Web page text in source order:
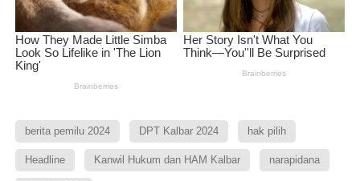
berita pemilu 2024 DPT Kalbar 2024 hak pilih
Headline Kanwil Hukum dan HAM Kalbar narapidana